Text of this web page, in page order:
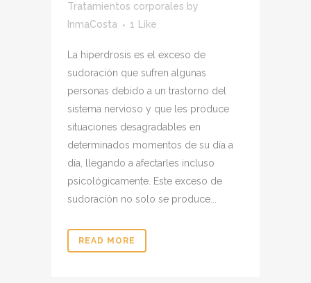
Tratamientos corporales by
InmaCosta
1 Like
La hiperdrosis es el exceso de
sudoración que sufren algunas
personas debido a un trastorno del
sistema nervioso y que les produce
situaciones desagradables en
determinados momentos de su día a
día, llegando a afectarles incluso
psicológicamente. Este exceso de
sudoración no solo se produce...
READ MORE